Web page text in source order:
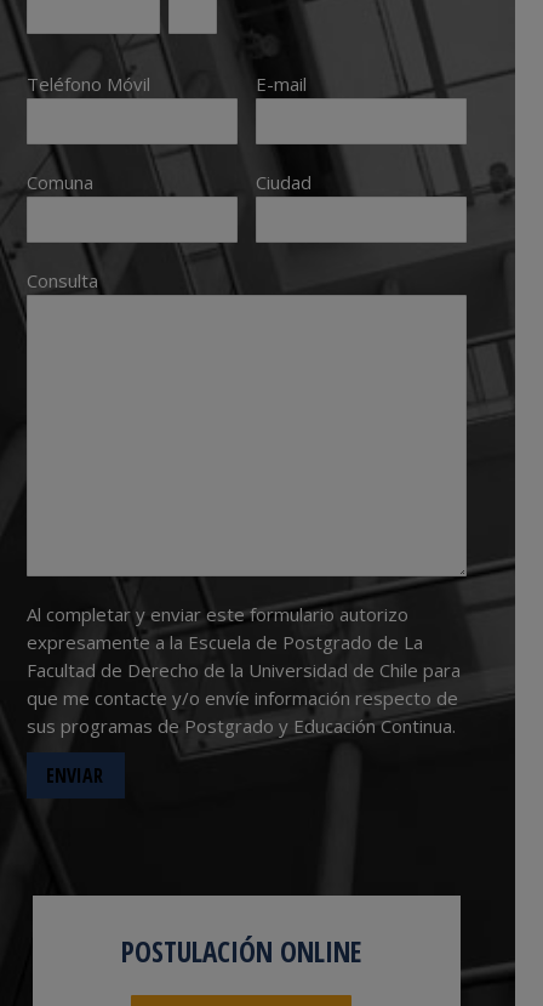
Teléfono Móvil E-mail
Comuna Ciudad
Consulta
Al completar y enviar este formulario autorizo
expresamente a la Escuela de Postgrado de La
Facultad de Derecho de la Universidad de Chile para
que me contacte y/o envíe información respecto de
sus programas de Postgrado y Educación Continua.
POSTULACIÓN ONLINE